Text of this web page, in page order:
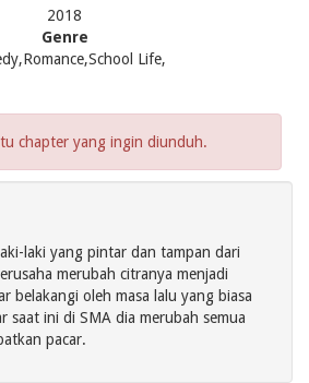
2018
Genre
Life,
chapter yang ingin diunduh.
laki yang pintar dan tampan dari
merubah citranya menjadi
belakangi oleh masa lalu yang biasa
saat ini di SMA dia merubah semua
pacar.